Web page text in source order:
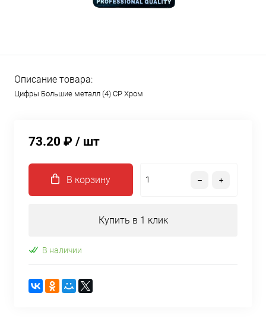
Описание товара:
Цифры Большие металл (4) CP Хром
73.20 ₽ / шт
В корзину
Купить в 1 клик
В наличии